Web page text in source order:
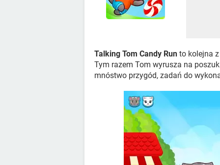
Talking Tom Candy Run to kolejna
Tym razem Tom wyrusza na
mnóstwo przygód, zadań do